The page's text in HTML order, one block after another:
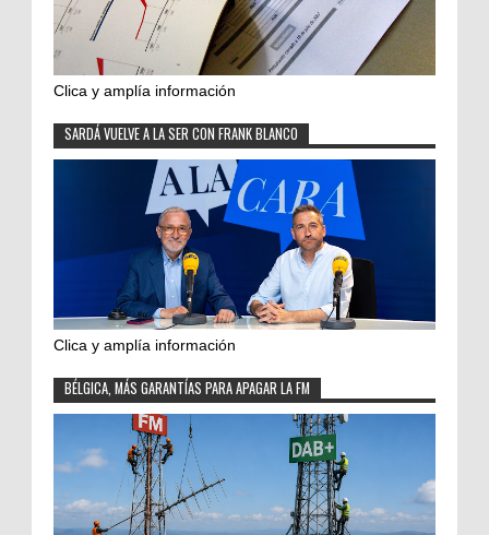
Clica y amplía información
SARDÁ VUELVE A LA SER CON FRANK BLANCO
Clica y amplía información
BÉLGICA, MÁS GARANTÍAS PARA APAGAR LA FM